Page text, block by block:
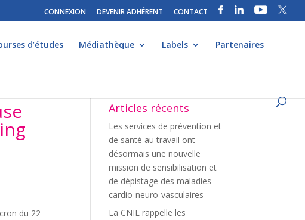
CONNEXION DEVENIR ADHÉRENT CONTACT
d’études Médiathèque Labels Partenaires
du 22
Articles récents
Les services de prévention et
de santé au travail ont
désormais une nouvelle
mission de sensibilisation et
de dépistage des maladies
cardio-neuro-vasculaires
La CNIL rappelle les